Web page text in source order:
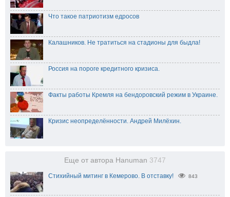
Что такое патриотизм едросов
Калашников. Не тратиться на стадионы для быдла!
Россия на пороге кредитного кризиса.
Факты работы Кремля на бендоровский режим в Украине.
Кризис неопределённости. Андрей Милёхин.
Еще от автора Hanuman 3747
Стихийный митинг в Кемерово. В отставку! 843